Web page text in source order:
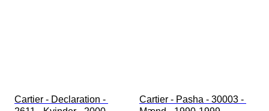
Cartier - Declaration -
Cartier - Pasha - 30003 -